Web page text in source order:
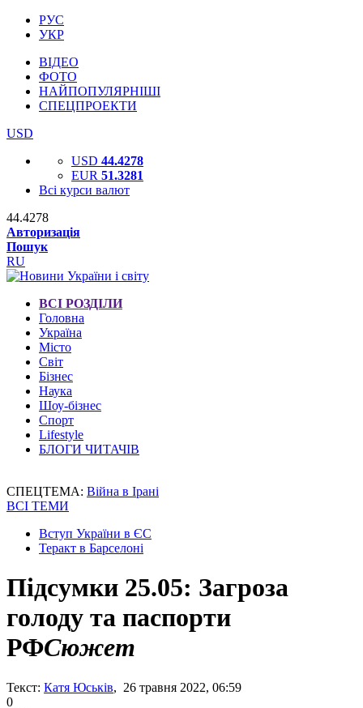
РУС
УКР
ВІДЕО
ФОТО
НАЙПОПУЛЯРНІШІ
СПЕЦПРОЕКТИ
USD
USD 44.4278
EUR 51.3281
Всі курси валют
44.4278
Авторизація
Пошук
RU
ВСІ РОЗДІЛИ
Головна
Україна
Місто
Світ
Бізнес
Наука
Шоу-бізнес
Спорт
Lifestyle
БЛОГИ ЧИТАЧІВ
СПЕЦТЕМА: Війна в Ірані
ВСІ ТЕМИ
Вступ України в ЄС
Теракт в Барселоні
Підсумки 25.05: Загроза
голоду та паспорти
РФСюжет
Текст: Катя Юськів, 26 травня 2022, 06:59
0